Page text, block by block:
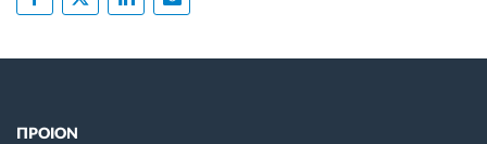
ΠΡΟΙΟΝ